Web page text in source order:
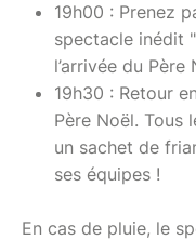
19h00 : Prenez
spectacle inédit
l’arrivée du
19h30 : Retour
Père Noël. Tous
un sachet de
ses équipes !
En cas de pluie, le